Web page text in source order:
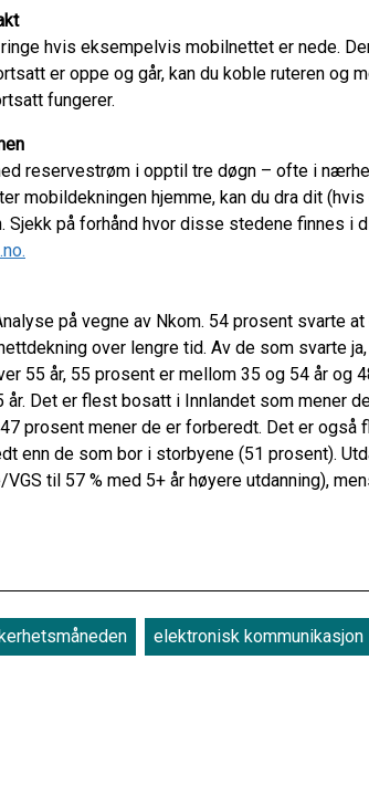
hvis eksempelvis mobilnettet er nede.
er oppe og går, kan du koble ruteren og
fungerer.
reservestrøm i opptil tre døgn – ofte i
mobildekningen hjemme, kan du dra dit
Sjekk på forhånd hvor disse stedene finnes i
på vegne av Nkom. 54 prosent svarte at
over lengre tid. Av de som svarte ja,
55 år, 55 prosent er mellom 35 og 54 år og
Det er flest bosatt i Innlandet som mener
prosent mener de er forberedt. Det er også
enn de som bor i storbyene (51 prosent).
til 57 % med 5+ år høyere utdanning),
elektronisk kommunikasjon